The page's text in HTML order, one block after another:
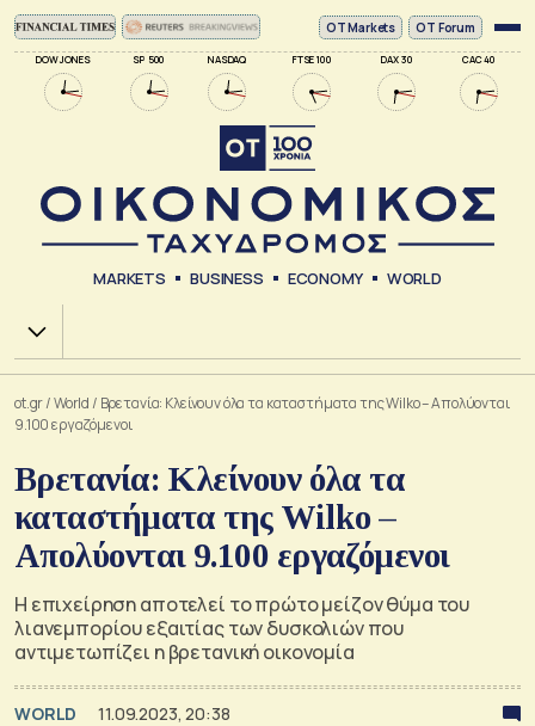
DOW JONES SP 500 NASDAQ FTSE 100 DAX 30 CAC 40
ΟΤ Markets OT Forum
MARKETS BUSINESS ECONOMY WORLD
Χ.Α.
ot.gr/World / Βρετανία: Κλείνουν όλα τα καταστήματα της Wilko – Απολύονται
9.100 εργαζόμενοι
Βρετανία: Κλείνουν όλα τα
καταστήματα της Wilko –
Απολύονται 9.100 εργαζόμενοι
Η επιχείρηση αποτελεί το πρώτο μείζον θύμα του
λιανεμπορίου εξαιτίας των δυσκολιών που
αντιμετωπίζει η βρετανική οικονομία
WORLD 11.09.2023, 20:38